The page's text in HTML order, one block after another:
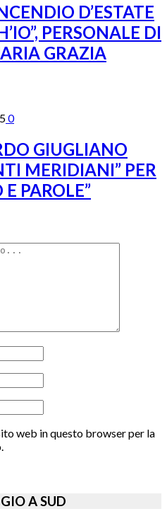
D’ESTATE
PERSONALE DI
GRAZIA
0
GIUGLIANO
MERIDIANI” PER
PAROLE”
web in questo browser per la
A SUD